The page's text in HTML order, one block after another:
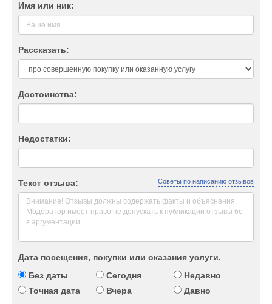
Имя или ник:
Рассказать:
Достоинства:
Недостатки:
Текст отзыва: Советы по написанию отзывов
Дата посещения, покупки или оказания услуги.
Без даты
Сегодня
Недавно
Точная дата
Вчера Давно